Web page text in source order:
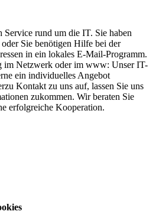
Service rund um die IT. Sie haben
Sie benötigen Hilfe bei der
in ein lokales E-Mail-Programm.
im Netzwerk oder im www: Unser IT-
ein individuelles Angebot
Kontakt zu uns auf, lassen Sie uns
zukommen. Wir beraten Sie
erfolgreiche Kooperation.